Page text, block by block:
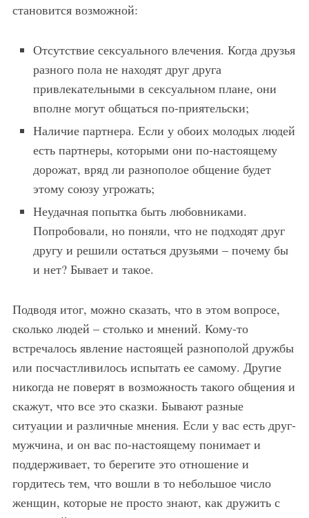
становится возможной:
Отсутствие сексуального влечения. Когда друзья
разного пола не находят друг друга
привлекательными в сексуальном плане, они
вполне могут общаться по-приятельски;
Наличие партнера. Если у обоих молодых людей
есть партнеры, которыми они по-настоящему
дорожат, вряд ли разнополое общение будет
этому союзу угрожать;
Неудачная попытка быть любовниками.
Попробовали, но поняли, что не подходят друг
другу и решили остаться друзьями – почему бы
и нет? Бывает и такое.
Подводя итог, можно сказать, что в этом вопросе,
сколько людей – столько и мнений. Кому-то
встречалось явление настоящей разнополой дружбы
или посчастливилось испытать ее самому. Другие
никогда не поверят в возможность такого общения и
скажут, что все это сказки. Бывают разные
ситуации и различные мнения. Если у вас есть друг-
мужчина, и он вас по-настоящему понимает и
поддерживает, то берегите это отношение и
гордитесь тем, что вошли в то небольшое число
женщин, которые не просто знают, как дружить с